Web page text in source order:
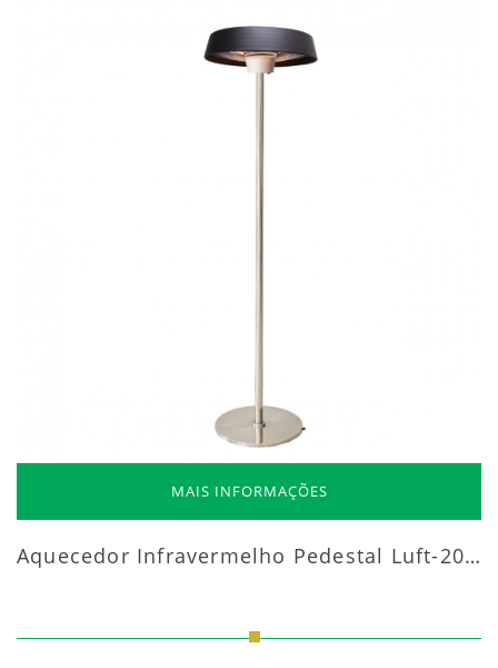
MAIS INFORMAÇÕES
Aquecedor Infravermelho Pedestal Luft-20000